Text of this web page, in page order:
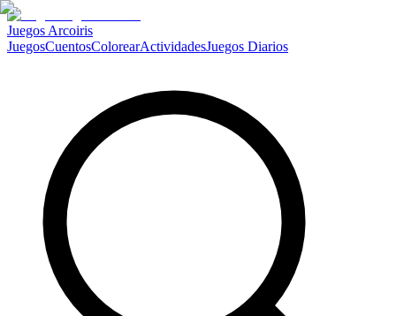
Juegos Arcoiris
JuegosCuentosColorearActividadesJuegos Diarios